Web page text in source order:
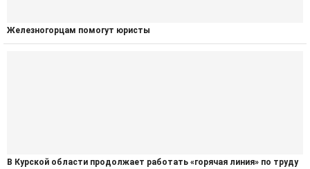
Железногорцам помогут юристы
В Курской области продолжает работать «горячая линия» по труду